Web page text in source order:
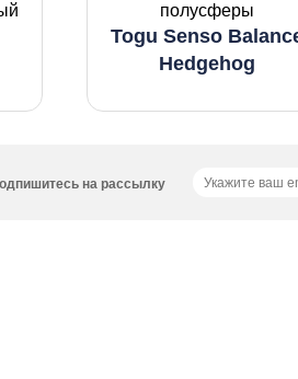
полусферы
Togu Senso
Hedgehog
на рассылку